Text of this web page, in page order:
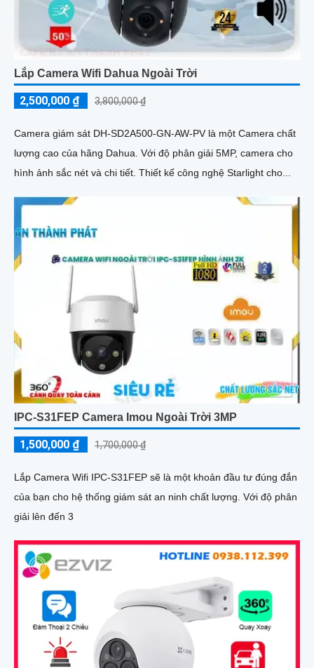
Lắp Camera Wifi Dahua Ngoài Trời
2,500,000 ₫ 3,800,000 ₫
Camera giám sát DH-SD2A500-GN-AW-PV là một Camera chất
lượng cao của hãng Dahua. Với độ phân giải 5MP, camera cho
hình ảnh sắc nét và chi tiết. Thiết kế công nghệ Starlight cho...
IPC-S31FEP Camera Imou Ngoài Trời 3MP
1,500,000 ₫ 1,700,000 ₫
Lắp Camera Wifi IPC-S31FEP sẽ là một khoản đầu tư đúng đắn
của bạn cho hệ thống giám sát an ninh chất lượng. Với độ phân
giải lên đến 3